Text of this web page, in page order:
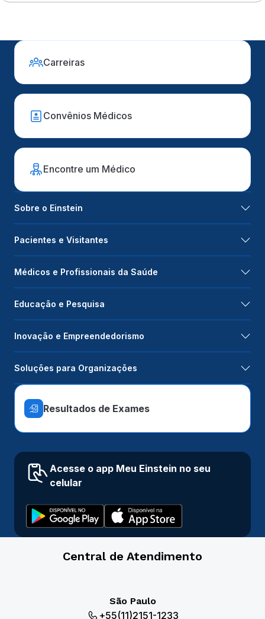
Carreiras
Convênios Médicos
Encontre um Médico
Sobre o Einstein
Pacientes e Visitantes
Médicos e Profissionais da Saúde
Educação e Pesquisa
Inovação e Empreendedorismo
Soluções para Organizações
Resultados de Exames
Acesse o app Meu Einstein no seu
celular
Central de Atendimento
São Paulo
+55(11)2151-1233